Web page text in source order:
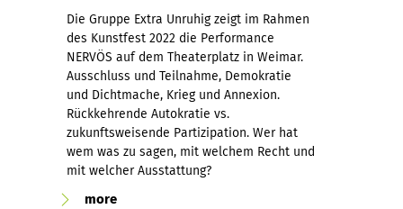
Die Gruppe Extra Unruhig zeigt im Rahmen
des Kunstfest 2022 die Performance
NERVÖS auf dem Theaterplatz in Weimar.
Ausschluss und Teilnahme, Demokratie
und Dichtmache, Krieg und Annexion.
Rückkehrende Autokratie vs.
zukunftsweisende Partizipation. Wer hat
wem was zu sagen, mit welchem Recht und
mit welcher Ausstattung?
more